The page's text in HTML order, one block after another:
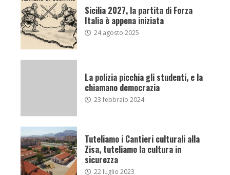
Sicilia 2027, la partita di Forza
Italia è appena iniziata
24 agosto 2025
La polizia picchia gli studenti, e la
chiamano democrazia
23 febbraio 2024
Tuteliamo i Cantieri culturali alla
Zisa, tuteliamo la cultura in
sicurezza
22 luglio 2023